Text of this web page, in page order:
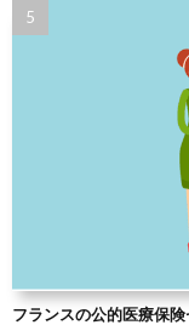
フランスの公的医療保